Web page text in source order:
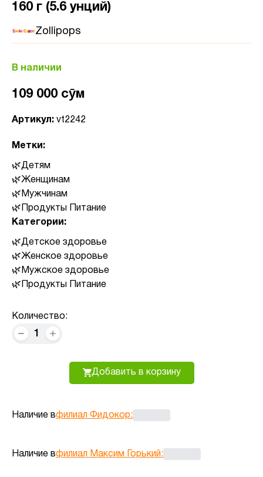
160 г (5.6 унций)
Zollipops
В наличии
109 000 сӯм
Артикул: vt2242
Метки:
Детям
Женщинам
Мужчинам
Продукты Питание
Категории:
Детское здоровье
Женское здоровье
Мужское здоровье
Продукты Питание
Количество:
1
Добавить в корзину
Наличие вфилиал Фидокор:
Наличие вфилиал Максим Горький: